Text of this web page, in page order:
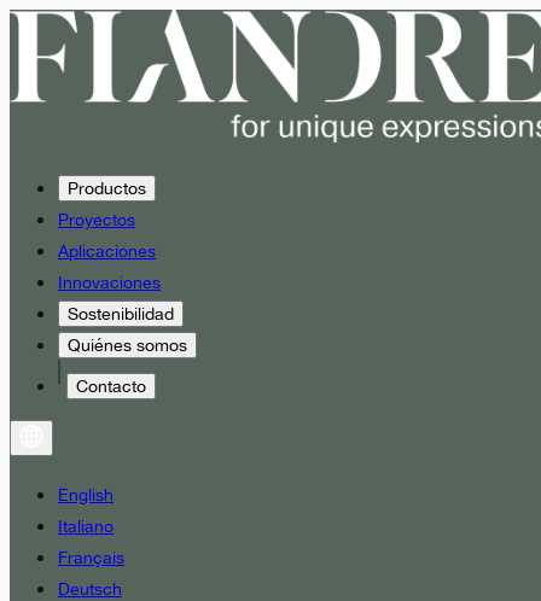
Productos
Proyectos
Aplicaciones
Innovaciones
Sostenibilidad
Quiénes somos
Contacto
English
Italiano
Français
Deutsch